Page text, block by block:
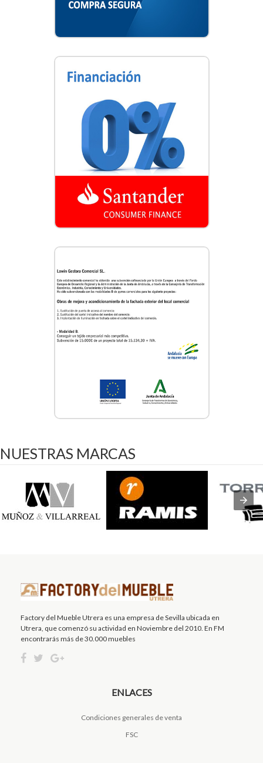
NUESTRAS MARCAS
Factory del Mueble Utrera es una empresa de Sevilla ubicada en
Utrera, que comenzó su actividad en Noviembre del 2010. En FM
encontrarás más de 30.000 muebles
ENLACES
Condiciones generales de venta
FSC